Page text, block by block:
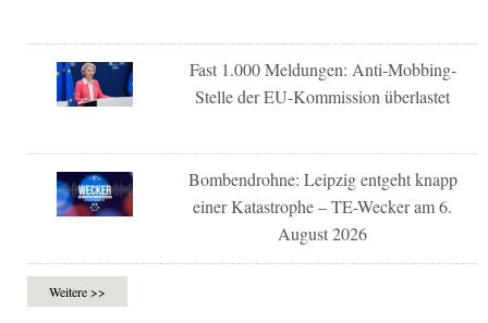
Fast 1.000 Meldungen: Anti-Mobbing-
Stelle der EU-Kommission überlastet
Bombendrohne: Leipzig entgeht knapp
einer Katastrophe – TE-Wecker am 6.
August 2026
Weitere >>